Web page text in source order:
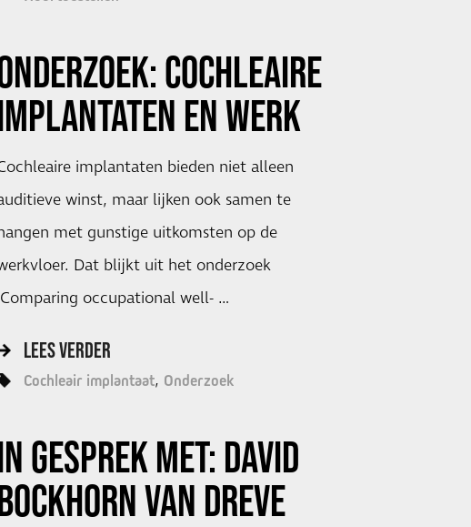
COCHLEAIRE
EN WERK
implantaten bieden niet alleen
winst, maar lijken ook samen te
met gunstige uitkomsten op de
Dat blijkt uit het onderzoek
occupational well- …
LEES VERDER
Cochleair implantaat Onderzoek
GESPREK MET: DAVID
VAN DREVE